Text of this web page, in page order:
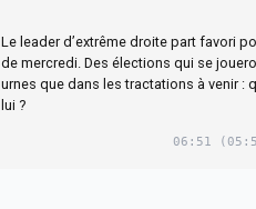
Le leader d’extrême droite part favori
de mercredi. Des élections qui se
urnes que dans les tractations à venir :
lui ?
06:51